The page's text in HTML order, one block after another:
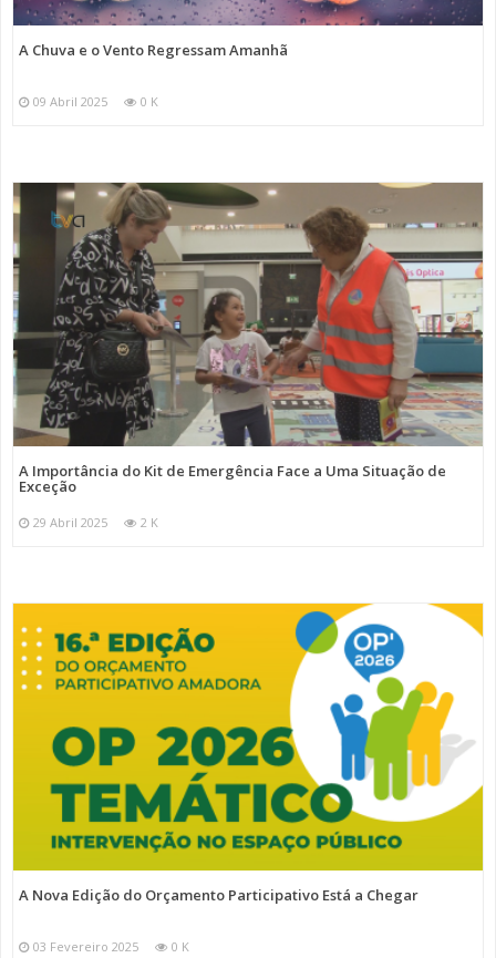
A Chuva e o Vento Regressam Amanhã
09 Abril 2025 0 K
A Importância do Kit de Emergência Face a Uma Situação de
Exceção
29 Abril 2025 2 K
A Nova Edição do Orçamento Participativo Está a Chegar
03 Fevereiro 2025 0 K